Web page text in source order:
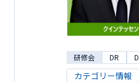
研修会 DR
カテゴリー情報